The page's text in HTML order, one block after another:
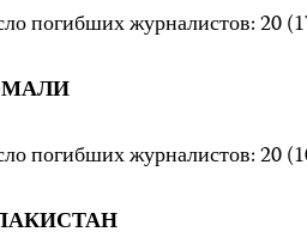
погибших журналистов: 20
погибших журналистов: 20